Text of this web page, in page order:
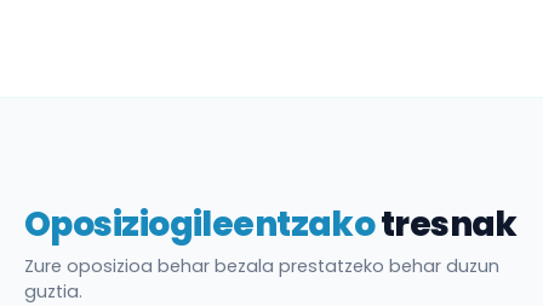
Oposiziogileentzakotresnak
Zure oposizioa behar bezala prestatzeko behar duzun
guztia.